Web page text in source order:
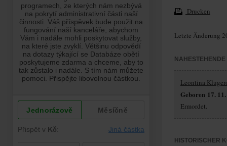
Drucken
Letzte Änderung
Leontina
Geboren 17.
Ermordet.
HISTORISCHER